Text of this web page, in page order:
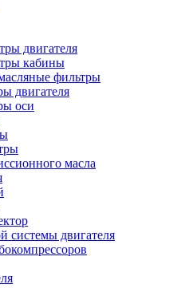
двигателя
кабины
фильтры
двигателя
оси
масла
системы двигателя